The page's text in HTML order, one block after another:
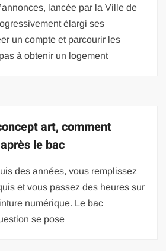
lancée par la Ville de
élargi ses
un compte et parcourir les
à obtenir un logement
art, comment
le bac
des années, vous remplissez
et vous passez des heures sur
numérique. Le bac
se pose